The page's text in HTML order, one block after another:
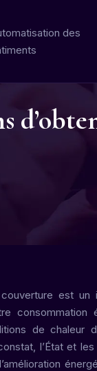
des
est
de chaleur
l’État et